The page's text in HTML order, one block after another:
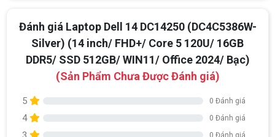
Đánh giá Laptop Dell 14 DC14250 (DC4C5386W-
Silver) (14 inch/ FHD+/ Core 5 120U/ 16GB
DDR5/ SSD 512GB/ WIN11/ Office 2024/ Bạc)
(Sản Phẩm Chưa Được Đánh giá)
5 0 Đánh giá
4 0 Đánh giá
0 Đánh giá